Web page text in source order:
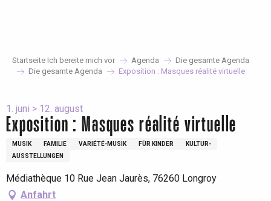
Startseite Ich bereite mich vor Agenda
Die gesamte Agenda
Die gesamte Agenda
Exposition : Masques réalité virtuelle
1. juni > 12. august
Exposition : Masques réalité virtuelle
MUSIK FAMILIE VARIÉTÉ-MUSIK FÜR KINDER
KULTUR-
AUSSTELLUNGEN
Médiathèque 10 Rue Jean Jaurès, 76260 Longroy
Anfahrt